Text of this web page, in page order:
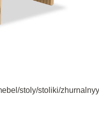
stoly/stoliki/